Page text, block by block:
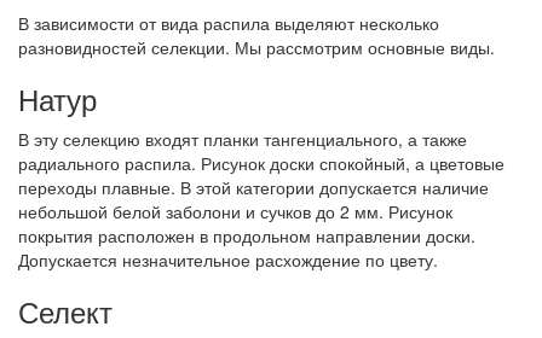
В зависимости от вида распила выделяют несколько
разновидностей селекции. Мы рассмотрим основные виды.
Натур
В эту селекцию входят планки тангенциального, а также
радиального распила. Рисунок доски спокойный, а цветовые
переходы плавные. В этой категории допускается наличие
небольшой белой заболони и сучков до 2 мм. Рисунок
покрытия расположен в продольном направлении доски.
Допускается незначительное расхождение по цвету.
Селект